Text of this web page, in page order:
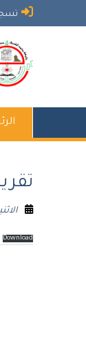
الاثنين 9
Download